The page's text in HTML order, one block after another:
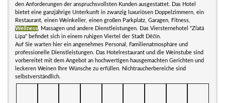
den Anforderungen der anspruchsvollsten Kunden ausgestattet. Das Hotel
bietet eine ganzjährige Unterkunft in zwanzig luxuriösen Doppelzimmern, ein
Restaurant, einen Weinkeller, einen großen Parkplatz, Garagen, Fitness,
Wellness , Massagen und andere Dienstleistungen. Das Viersternehotel "Zlatá
Lípa" befindet sich in einem ruhigen Viertel der Stadt Děčín.
Auf Sie warten hier ein angenehmes Personal, Familienatmosphäre und
professionelle Dienstleistungen. Das Hotelrestaurant und die Weinstube sind
vorbereitet mit dem Angebot an hochwertigen hausgemachten Gerichten und
leckeren Weinen Ihre Wünsche zu erfüllen. Nichtraucherbereiche sind
selbstverständlich.